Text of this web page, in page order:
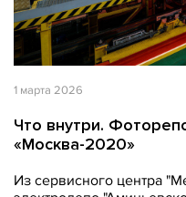
1 марта 2026
Что внутри.
«Москва-2020»
Из сервисного центра